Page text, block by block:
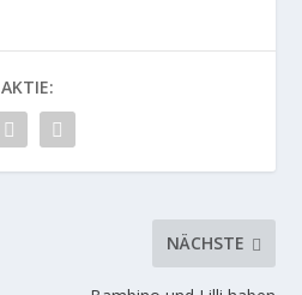
AKTIE:
NÄCHSTE